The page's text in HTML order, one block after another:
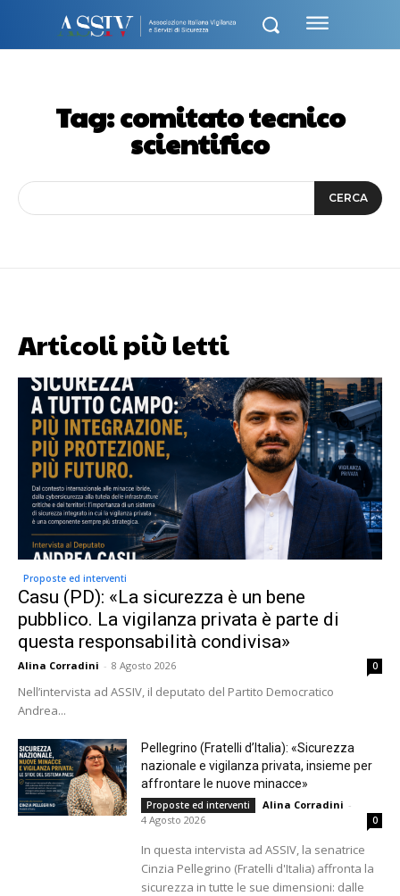
Tag:comitato tecnico
scientifico
CERCA
Articoli più letti
Proposte ed interventi
Casu (PD): «La sicurezza è un bene
pubblico. La vigilanza privata è parte di
questa responsabilità condivisa»
Alina Corradini - 8 Agosto 2026 0
Nell’intervista ad ASSIV, il deputato del Partito Democratico
Andrea...
Pellegrino (Fratelli d’Italia): «Sicurezza
nazionale e vigilanza privata, insieme per
affrontare le nuove minacce»
Proposte ed interventi Alina Corradini -
4 Agosto 2026
0
In questa intervista ad ASSIV, la senatrice
Cinzia Pellegrino (Fratelli d'Italia) affronta la
sicurezza in tutte le sue dimensioni: dalle